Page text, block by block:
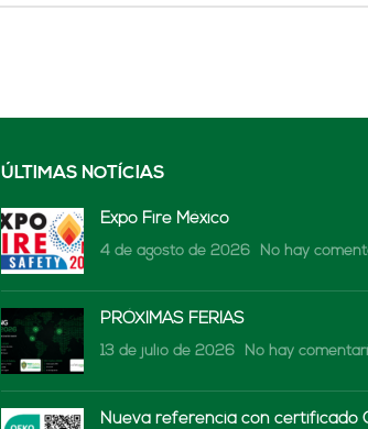
ÚLTIMAS NOTÍCIAS
Expo Fire México
4 de agosto de 2026 No hay
PRÓXIMAS FERIAS
13 de julio de 2026 No hay
Nueva referencia con certificado